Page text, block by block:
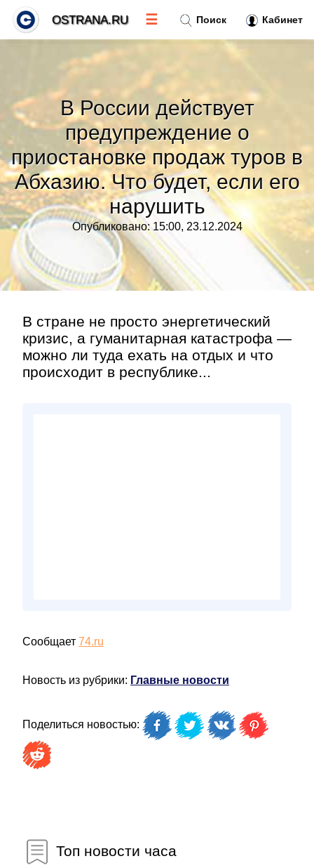
В России действует
предупреждение о
приостановке продаж туров в
Абхазию. Что будет, если его
нарушить
Опубликовано: 15:00, 23.12.2024
В стране не просто энергетический
кризис, а гуманитарная катастрофа —
можно ли туда ехать на отдых и что
происходит в республике...
Сообщает 74.ru
Новость из рубрики: Главные новости
Поделиться новостью:
Топ новости часа
Поиск Кабинет
OSTRANA.RU ☰
Тренды новостей»
Рубрики»
Правила
Контакт